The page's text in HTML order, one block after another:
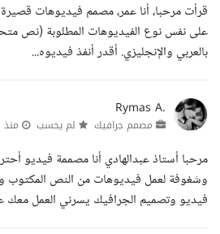
قرأت مرحبا، أنا عمر، مصمم فيديوهات
على نفس نوع الفيديوهات المطلوبة (نص
بالعربي والإنجليزي. أقدر أنفذ فيديوه...
Rymas A.
مصمم جرافيك لم يحسب
مرحبا أستاذ عبدالهادي أنا مصممة فيديو
وشغوفة لعمل فيديوهات من النص المكتوب
فيديو وتصميم الجرافيك يسرني العمل معك